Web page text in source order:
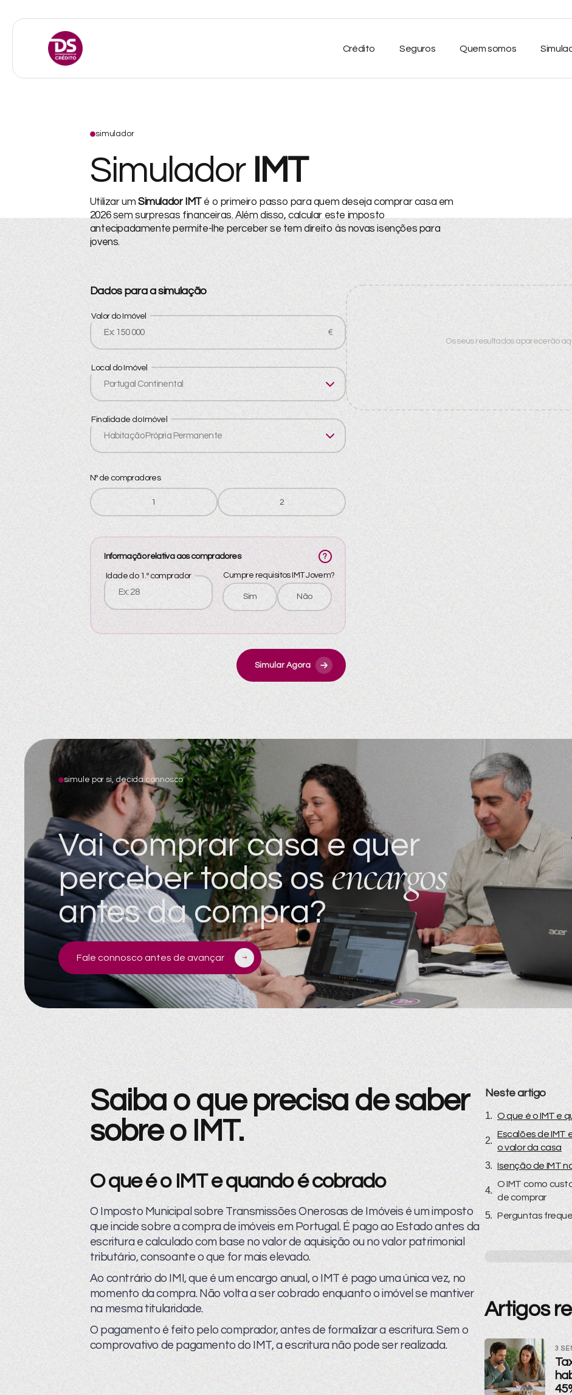
Crédito Seguros Quem somos
simulador
SimuladorIMT
Utilizar umSimulador IMTé o primeiro passo para quem deseja comprar casa em
2026 sem surpresas financeiras. Além disso, calcular este imposto
antecipadamente permite-lhe perceber se tem direito às novas isenções para
jovens.
Dados para a simulação
Valor do Imóvel
€
Local do Imóvel
Finalidade do Imóvel
Nº de compradores
1 2
Informação relativa aos compradores ?
Idade do 1.º comprador Cumpre requisitos IMT Jovem?
Sim Não
Simular Agora
Os seus resultados aparecerão
simule por si, decida connosco
Vai comprar casa e quer
perceber todos osencargos
antes da compra?
Fale connosco antes de avançar
Saiba o que precisa de saber
sobre o IMT.
O que é o IMT e quando é cobrado
O Imposto Municipal sobre Transmissões Onerosas de Imóveis é um imposto
que incide sobre a compra de imóveis em Portugal. É pago ao Estado antes da
escritura e calculado com base no valor de aquisição ou no valor patrimonial
tributário, consoante o que for mais elevado.
Ao contrário do IMI, que é um encargo anual, o IMT é pago uma única vez, no
momento da compra. Não volta a ser cobrado enquanto o imóvel se mantiver
na mesma titularidade.
O pagamento é feito pelo comprador, antes de formalizar a escritura. Sem o
comprovativo de pagamento do IMT, a escritura não pode ser realizada.
Neste artigo
O que é o IMT e
Escalões de IMT
o valor da casa
Isenção de IMT
O IMT como
de comprar
Perguntas
Artigos
3